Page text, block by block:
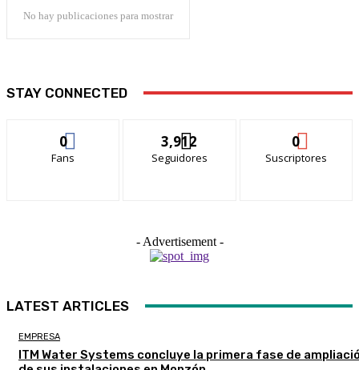
No hay publicaciones para mostrar
STAY CONNECTED
0
Fans
3,912
Seguidores
0
Suscriptores
- Advertisement -
LATEST ARTICLES
EMPRESA
ITM Water Systems concluye la primera fase de